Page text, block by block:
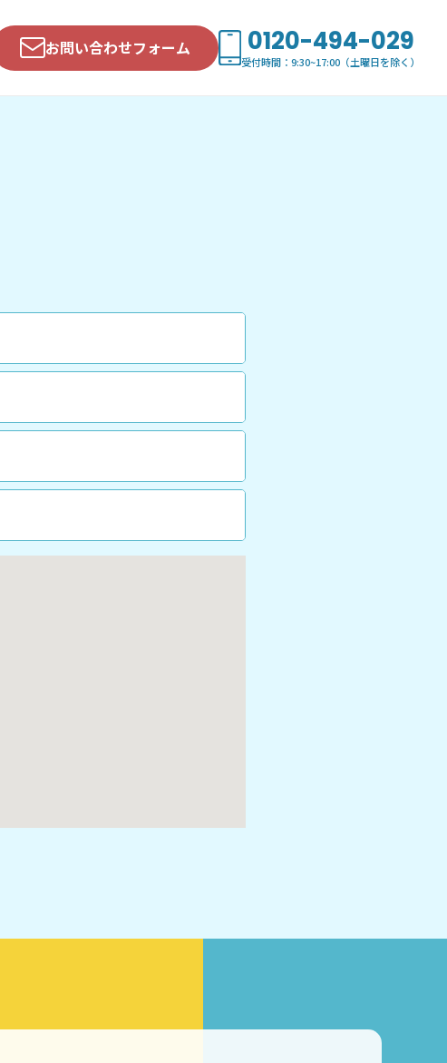
お問い合わせフォーム 0120-494-029
受付時間：9:30~17:00（土曜日を除く）